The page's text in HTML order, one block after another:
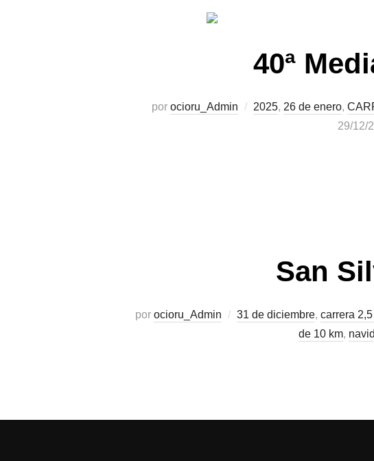
40ª
por ocioru_Admin 2025, 26 de enero,
29/12/
San
por ocioru_Admin 31 de diciembre, carrera
de 10 km,